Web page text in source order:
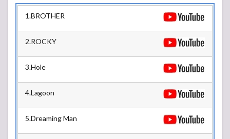
EARTH
STAGE
2.2
GALAXY
2.3
STAGE
1.BROTHER
2.ROCKY
3.Hole
4.Lagoon
5.Dreaming Man